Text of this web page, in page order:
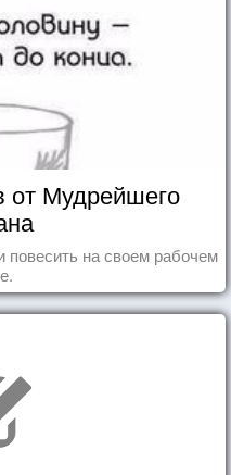
от Мудрейшего
повесить на своем рабочем